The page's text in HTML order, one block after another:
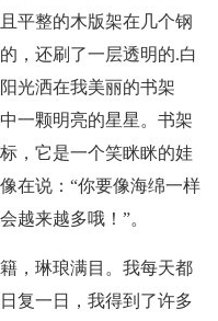
平整的木版架在几个钢
，还刷了一层透明的.白
光洒在我美丽的书架
一颗明亮的星星。书架
，它是一个笑眯眯的娃
在说：“你要像海绵一样
越来越多哦！”。
，琳琅满目。我每天都
复一日，我得到了许多